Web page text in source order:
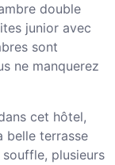
double
junior avec
sont
ne manquerez
cet hôtel,
belle terrasse
plusieurs